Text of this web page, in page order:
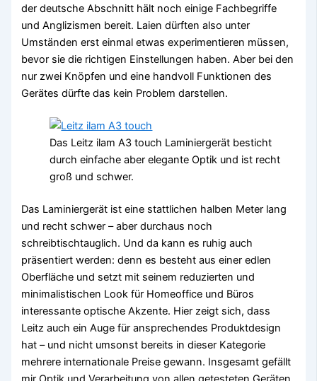
der deutsche Abschnitt hält noch einige Fachbegriffe
und Anglizismen bereit. Laien dürften also unter
Umständen erst einmal etwas experimentieren müssen,
bevor sie die richtigen Einstellungen haben. Aber bei den
nur zwei Knöpfen und eine handvoll Funktionen des
Gerätes dürfte das kein Problem darstellen.
Das Leitz ilam A3 touch Laminiergerät besticht
durch einfache aber elegante Optik und ist recht
groß und schwer.
Das Laminiergerät ist eine stattlichen halben Meter lang
und recht schwer – aber durchaus noch
schreibtischtauglich. Und da kann es ruhig auch
präsentiert werden: denn es besteht aus einer edlen
Oberfläche und setzt mit seinem reduzierten und
minimalistischen Look für Homeoffice und Büros
interessante optische Akzente. Hier zeigt sich, dass
Leitz auch ein Auge für ansprechendes Produktdesign
hat – und nicht umsonst bereits in dieser Kategorie
mehrere internationale Preise gewann. Insgesamt gefällt